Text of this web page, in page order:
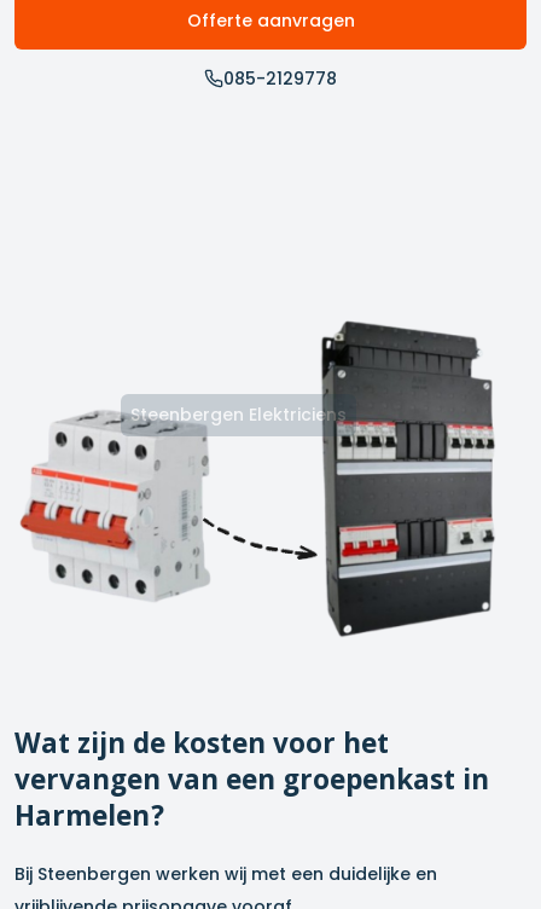
Offerte aanvragen
085-2129778
Wat zijn de kosten voor het
vervangen van een groepenkast in
Harmelen?
Bij Steenbergen werken wij met een duidelijke en
Steenbergen Elektriciens